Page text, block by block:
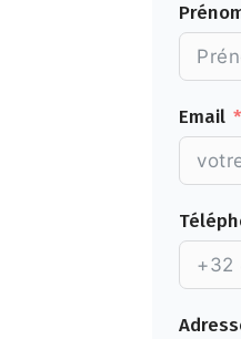
Email